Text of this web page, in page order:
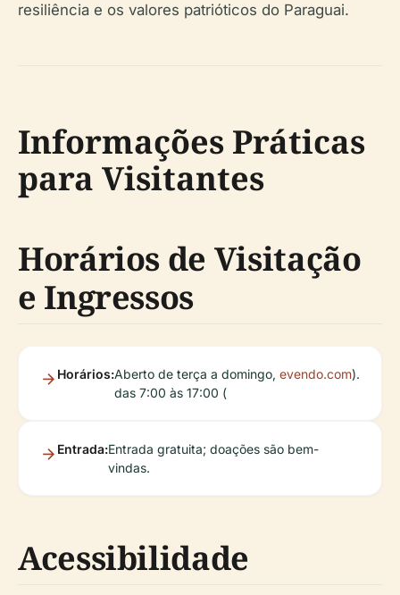
resiliência e os valores patrióticos do Paraguai.
Informações Práticas
para Visitantes
Horários de Visitação
e Ingressos
Horários:Aberto de terça a domingo,
das 7:00 às 17:00 (
evendo.com).
Entrada:Entrada gratuita; doações são bem-
vindas.
Acessibilidade